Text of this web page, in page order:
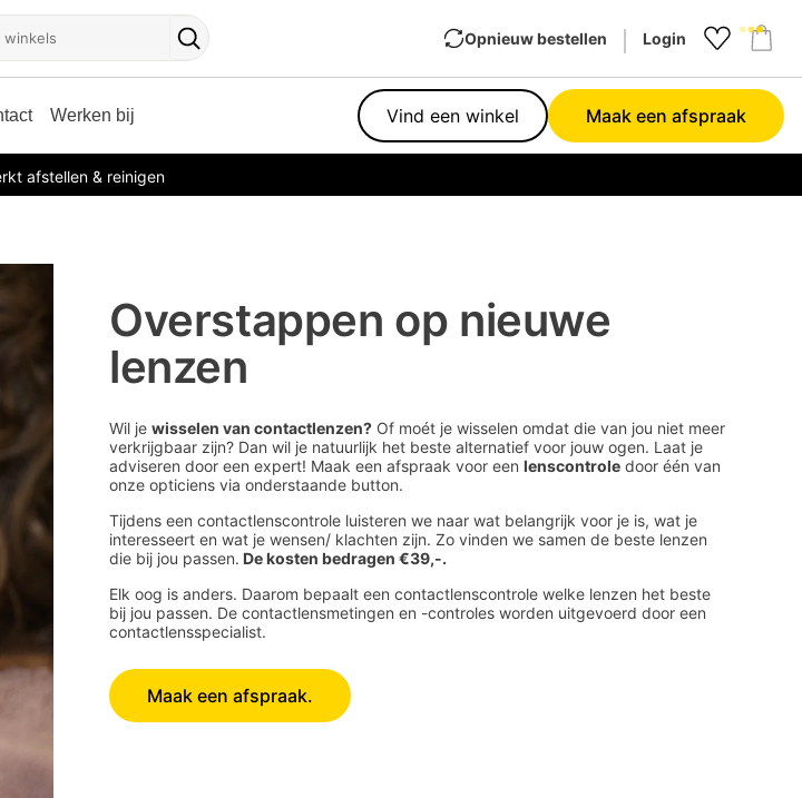
Zoekknop
Opnieuw bestellen Login
Werken bij Vind een winkel Maak een afspraak
afstellen & reinigen
Overstappen op nieuwe
lenzen
Wil je wisselen van contactlenzen? Of moét je wisselen omdat die van jou niet meer
verkrijgbaar zijn? Dan wil je natuurlijk het beste alternatief voor jouw ogen. Laat je
adviseren door een expert! Maak een afspraak voor een lenscontrole door één van
onze opticiens via onderstaande button.
Tijdens een contactlenscontrole luisteren we naar wat belangrijk voor je is, wat je
interesseert en wat je wensen/ klachten zijn. Zo vinden we samen de beste lenzen
die bij jou passen. De kosten bedragen €39,-.
Elk oog is anders. Daarom bepaalt een contactlenscontrole welke lenzen het beste
bij jou passen. De contactlensmetingen en -controles worden uitgevoerd door een
contactlensspecialist.
Maak een afspraak.